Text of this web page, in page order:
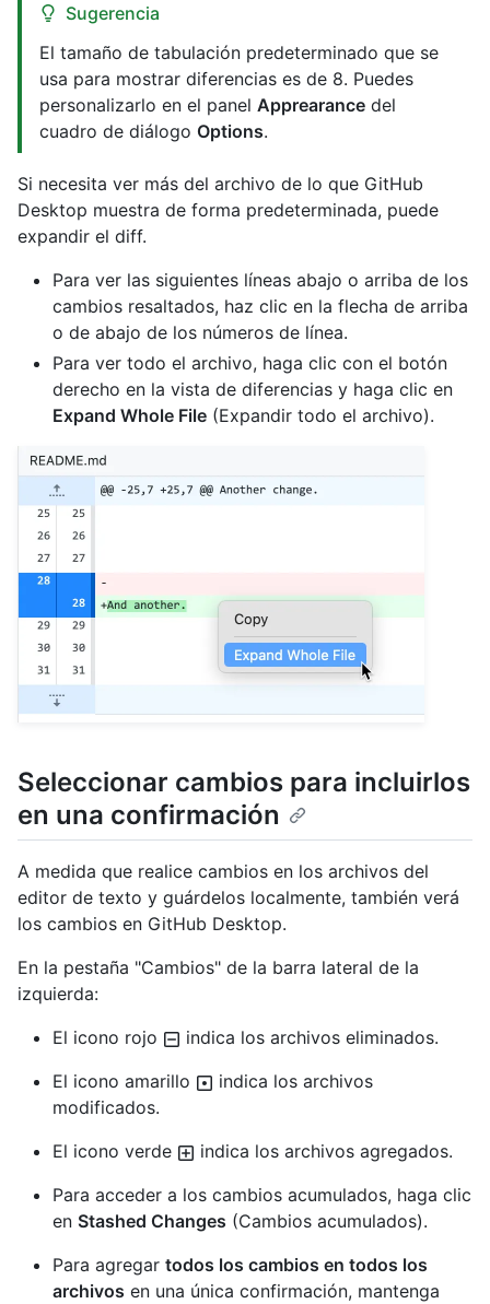
Sugerencia
El tamaño de tabulación predeterminado que se
usa para mostrar diferencias es de 8. Puedes
personalizarlo en el panel Apprearance del
cuadro de diálogo Options.
Si necesita ver más del archivo de lo que GitHub
Desktop muestra de forma predeterminada, puede
expandir el diff.
Para ver las siguientes líneas abajo o arriba de los
cambios resaltados, haz clic en la flecha de arriba
o de abajo de los números de línea.
Para ver todo el archivo, haga clic con el botón
derecho en la vista de diferencias y haga clic en
Expand Whole File (Expandir todo el archivo).
Seleccionar cambios para incluirlos
en una confirmación
A medida que realice cambios en los archivos del
editor de texto y guárdelos localmente, también verá
los cambios en GitHub Desktop.
En la pestaña "Cambios" de la barra lateral de la
izquierda:
El icono rojo
indica los archivos eliminados.
El icono amarillo
indica los archivos
modificados.
El icono verde
indica los archivos agregados.
Para acceder a los cambios acumulados, haga clic
en Stashed Changes (Cambios acumulados).
Para agregar todos los cambios en todos los
archivos en una única confirmación, mantenga